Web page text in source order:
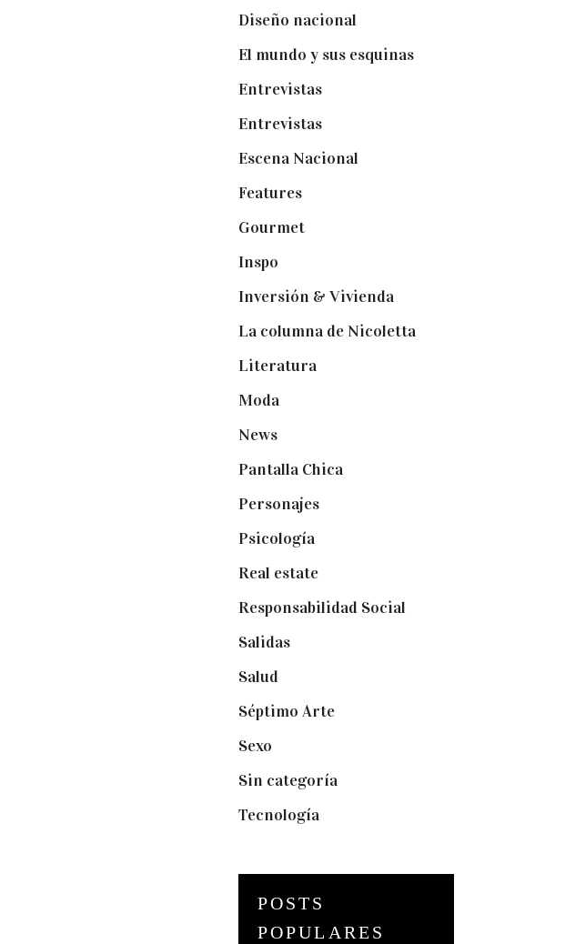
Diseño nacional
El mundo y sus esquinas(25)
Entrevistas(36)
Entrevistas(14)
Escena Nacional
Features(29)
Gourmet(102)
Inspo
Inversión & Vivienda(5)
La columna de Nicoletta(5)
Literatura(1)
Moda(84)
News(24)
Pantalla Chica(22)
Personajes(9)
Psicología(60)
Real estate(7)
Responsabilidad Social
Salidas(16)
Salud
Séptimo Arte(40)
Sexo
Sin categoría(2)
Tecnología(3)
POSTS
POPULARES